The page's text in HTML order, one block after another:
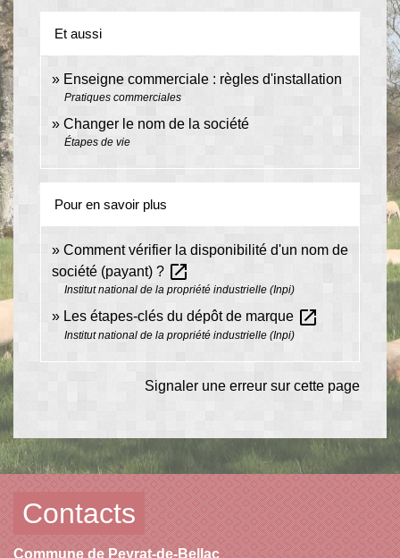
Et aussi
Enseigne commerciale : règles d'installation
Pratiques commerciales
Changer le nom de la société
Étapes de vie
Pour en savoir plus
Comment vérifier la disponibilité d'un nom de
société (payant) ? open_in_new
Institut national de la propriété industrielle (Inpi)
Les étapes-clés du dépôt de marque open_in_new
Institut national de la propriété industrielle (Inpi)
Signaler une erreur sur cette page
Contacts
Commune de Peyrat-de-Bellac